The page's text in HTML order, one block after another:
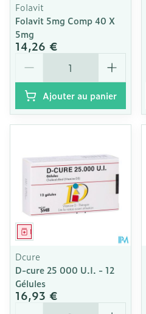
Folavit
Folavit 5mg Comp 40 X
5mg
14,26 €
Ajouter au panier
Médicament
Dcure
D-cure 25 000 U.I. - 12
Gélules
16,93 €